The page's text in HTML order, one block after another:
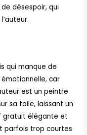
désespoir, qui
qui manque de
car
est un peintre
sa toile, laissant un
gratuit élégante et
parfois trop courtes